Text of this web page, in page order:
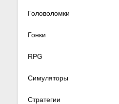
Головоломки
Гонки
RPG
Симуляторы
Стратегии